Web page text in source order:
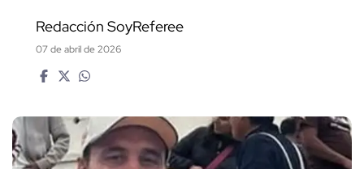
Redacción SoyReferee
07 de abril de 2026